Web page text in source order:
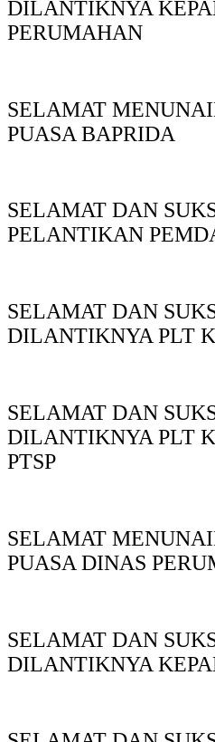
DILANTIKNYA
PERUMAHAN
SELAMAT
PUASA BAPRIDA
SELAMAT DAN
PELANTIKAN
SELAMAT DAN
DILANTIKNYA PLT
SELAMAT DAN
DILANTIKNYA PLT
PTSP
SELAMAT
PUASA DINAS
SELAMAT DAN
DILANTIKNYA